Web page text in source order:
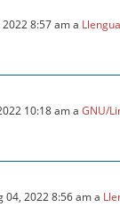
8:57 am a
10:18 am aGNU/
04, 2022 8:56 am a